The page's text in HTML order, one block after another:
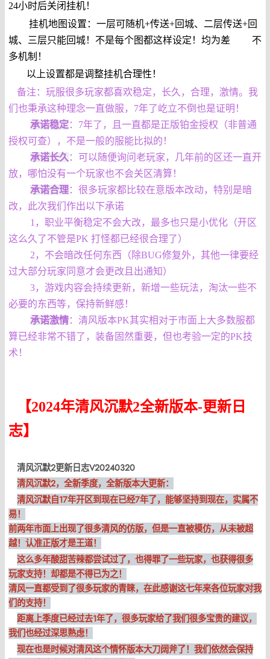
24小时后关闭挂机！
挂机地图设置：一层可随机+传送+回城、二层传送+回
城、三层只能回城！不是每个图都这样设定！均为差 不
多机制！
以上设置都是调整挂机合理性！
备注：玩服很多玩家都喜欢稳定，长久，合理，激情。我
们也秉承这种理念一直做服，7年了屹立不倒也是证明！
承诺稳定：7年了，且一直都是正版铂金授权（非普通
授权可查），不是一般的服能比拟的！
承诺长久 ：可以随便询问老玩家，几年前的区还一直开
放，哪怕没有一个玩家也不会关区清算！
承诺合理：很多玩家都比较在意版本改动，特别是暗
改，此次我们作出以下承诺
1，职业平衡稳定不会大改，最多也只是小优化（开区
这么久了不管是PK 打怪都已经很合理了）
2，不会暗改任何东西（除BUG修复外，其他一律要经
过大部分玩家同意才会更改且出通知）
3，游戏内容会持续更新，新增一些玩法，淘汰一些不
必要的东西等，保持新鲜感！
承诺激情： 清风版本PK其实相对于市面上大多数服都
算已经非常不错了，装备固然重要，但也考验一定的PK技
术！
【2024年清风沉默2全新版本-更新日
志】
清风沉默2更新日志V20240320
清风沉默2，全新季度，全新版本大更新：
清风沉默自17年开区到现在已经7年了，能够坚持到现在，实属不
易！
前两年市面上出现了很多清风的仿版，但是一直被模仿，从未被超
越！认准正版才是王道！
这么多年酸甜苦辣都尝试过了，也得罪了一些玩家，也获得很多
玩家支持！却都是不得已为之！
清风一直都受到了很多玩家的青睐，在此感谢这七年来各位玩家对我
们的支持！
距离上季度已经过去1年了，很多玩家给了我们很多宝贵的建议，
我们也经过深思熟虑！
现在也是时候对清风这个情怀版本大刀阔斧了！我们依然会保持